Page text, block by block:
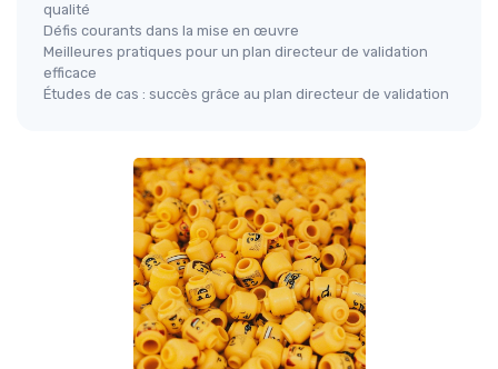
qualité
Défis courants dans la mise en œuvre
Meilleures pratiques pour un plan directeur de validation
efficace
Études de cas : succès grâce au plan directeur de validation